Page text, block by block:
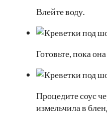
Влейте воду.
Готовьте, пока
Процедите соус
измельчила в